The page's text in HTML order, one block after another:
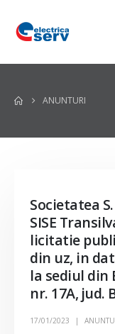
ANUNTURI
Societatea S.
SISE
licitatie
din uz, in
la sediul din
nr. 17A, jud.
17/01/2023